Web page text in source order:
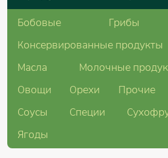
Бобовые Грибы
Консервированные продукты
Масла
Молочные
Овощи
Орехи Прочие
Соусы
Специи
Ягоды